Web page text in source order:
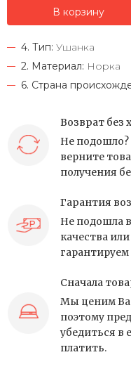
В корзину
4. Тип: Ушанка
2. Материал: Норка
6. Страна
Возврат без
Не
верните
получения
Гарантия
Не подошла
качества
Сначала
Мы ценим
поэтому
убедиться в
платить.